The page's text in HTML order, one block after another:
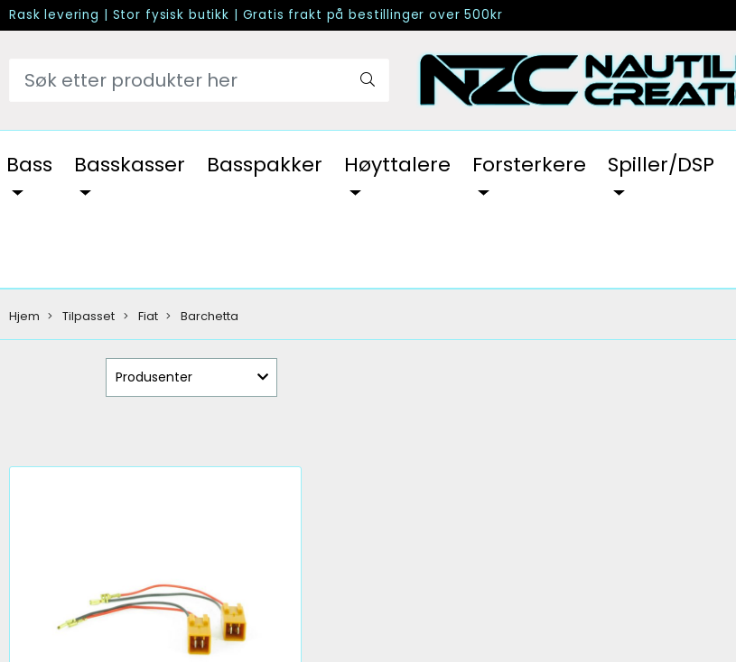
Rask levering | Stor fysisk butikk | Gratis frakt på bestillinger over 500kr
Bass Basskasser Basspakker Høyttalere Forsterkere Spiller/DSP
Hjem Tilpasset Fiat Barchetta
Produsenter